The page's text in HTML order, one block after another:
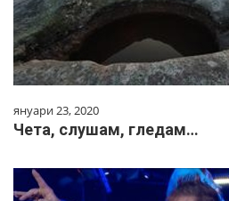
януари 23, 2020
Чета, слушам, гледам…